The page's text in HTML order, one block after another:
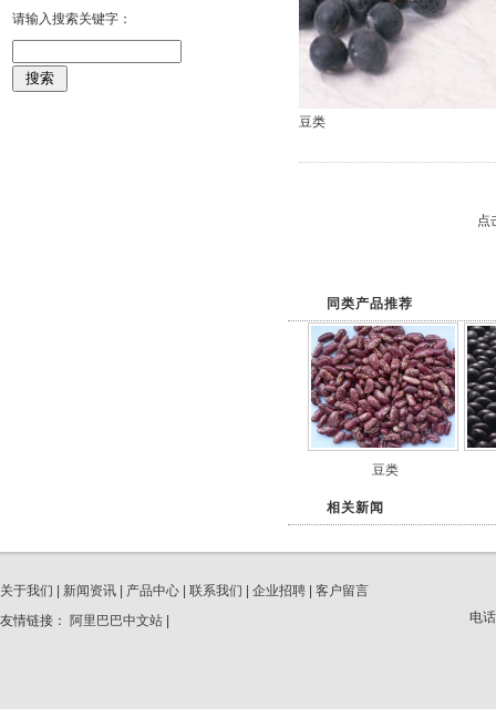
请输入搜索关键字：
豆类
点
同类产品推荐
豆类
相关新闻
关于我们 新闻资讯 产品中心 联系我们 企业招聘
客户留言
友情链接： 阿里巴巴中文站 电